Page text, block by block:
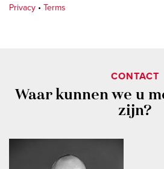
Privacy • Terms
CONTACT
Waar kunnen we u
zijn?